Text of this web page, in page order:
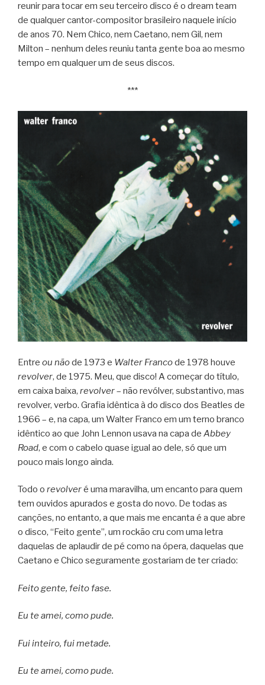
reunir para tocar em seu terceiro disco é o dream team
de qualquer cantor-compositor brasileiro naquele início
de anos 70. Nem Chico, nem Caetano, nem Gil, nem
Milton – nenhum deles reuniu tanta gente boa ao mesmo
tempo em qualquer um de seus discos.
***
Entre ou nãode 1973 e Walter Francode 1978 houve
revolver, de 1975. Meu, que disco! A começar do título,
em caixa baixa, revolver– não revólver, substantivo, mas
revolver, verbo. Grafia idêntica à do disco dos Beatles de
1966 – e, na capa, um Walter Franco em um terno branco
idêntico ao que John Lennon usava na capa de Abbey
Road, e com o cabelo quase igual ao dele, só que um
pouco mais longo ainda.
Todo o revolveré uma maravilha, um encanto para quem
tem ouvidos apurados e gosta do novo. De todas as
canções, no entanto, a que mais me encanta é a que abre
o disco, “Feito gente”, um rockão cru com uma letra
daquelas de aplaudir de pé como na ópera, daquelas que
Caetano e Chico seguramente gostariam de ter criado:
Feito gente, feito fase.
Eu te amei, como pude.
Fui inteiro, fui metade.
Eu te amei, como pude.